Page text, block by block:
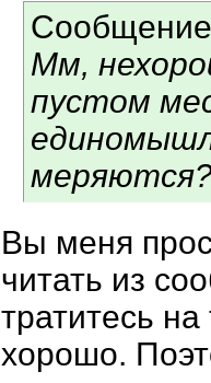
Мм,
пустом
Вы меня
читать из
тратитесь
хорошо.